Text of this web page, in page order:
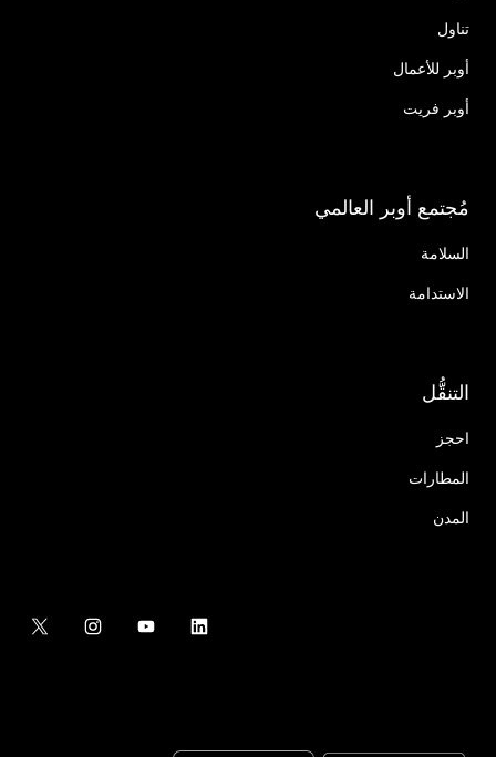
تناول
أوبر للأعمال
أوبر فريت
مُجتمع أوبر العالمي
السلامة
الاستدامة
التنقُّل
احجز
المطارات
المدن